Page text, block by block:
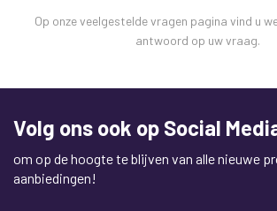
Op onze veelgestelde vragen pagina vind u
antwoord op uw vraag.
Volg ons ook op Social
om op de hoogte te blijven van alle nieuwe
aanbiedingen!